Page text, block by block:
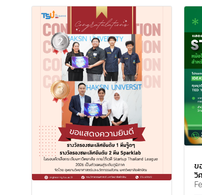
ข
วิ